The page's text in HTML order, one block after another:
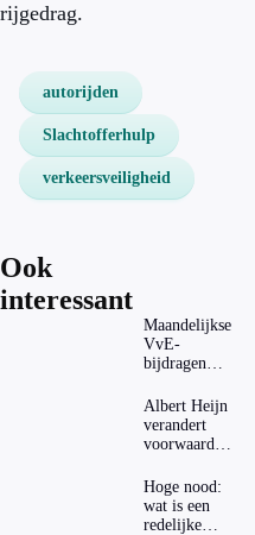
rijgedrag.
autorijden
Slachtofferhulp
verkeersveiligheid
Ook
interessant
Maandelijkse
VvE-
bijdragen
dat invloed
op je
hypotheek?
Albert Heijn
verandert
voorwaarden
mag dat
zomaar?
Hoge nood:
wat is een
redelijke